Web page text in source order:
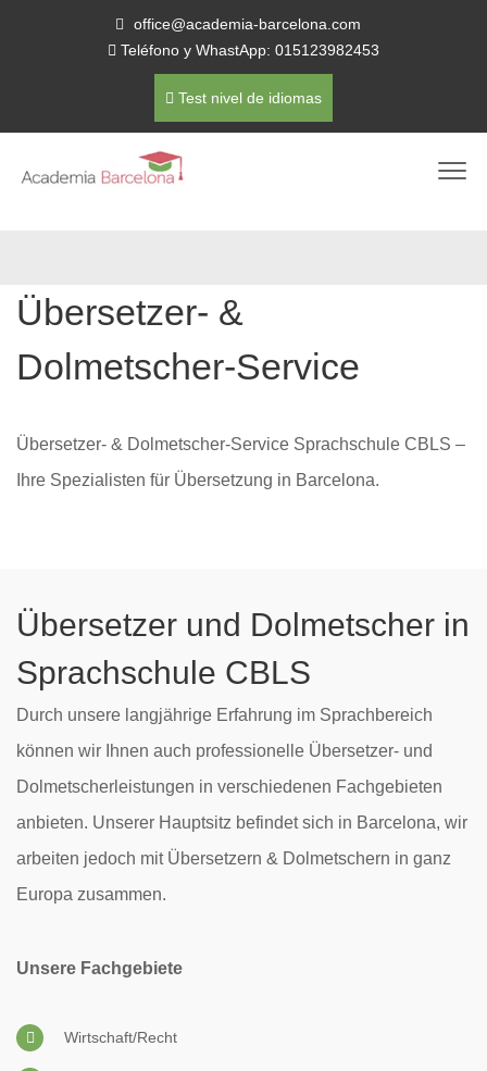
office@academia-barcelona.com
Teléfono y WhastApp: 015123982453
Test nivel de idiomas
Übersetzer- &
Dolmetscher-Service
Übersetzer- & Dolmetscher-Service Sprachschule CBLS –
Ihre Spezialisten für Übersetzung in Barcelona.
Übersetzer und Dolmetscher in
Sprachschule CBLS
Durch unsere langjährige Erfahrung im Sprachbereich
können wir Ihnen auch professionelle Übersetzer- und
Dolmetscherleistungen in verschiedenen Fachgebieten
anbieten. Unserer Hauptsitz befindet sich in Barcelona, wir
arbeiten jedoch mit Übersetzern & Dolmetschern in ganz
Europa zusammen.
Unsere Fachgebiete
Wirtschaft/Recht